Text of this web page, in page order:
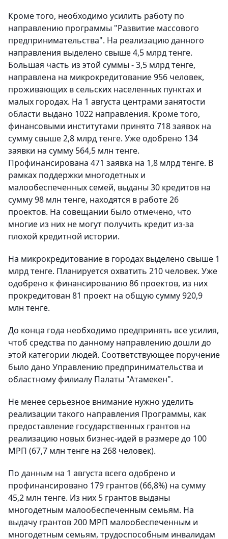
Кроме того, необходимо усилить работу по
направлению программы "Развитие массового
предпринимательства". На реализацию данного
направления выделено свыше 4,5 млрд тенге.
Большая часть из этой суммы - 3,5 млрд тенге,
направлена на микрокредитование 956 человек,
проживающих в сельских населенных пунктах и
малых городах. На 1 августа центрами занятости
области выдано 1022 направления. Кроме того,
финансовыми институтами принято 718 заявок на
сумму свыше 2,8 млрд тенге. Уже одобрено 134
заявки на сумму 564,5 млн тенге.
Профинансирована 471 заявка на 1,8 млрд тенге. В
рамках поддержки многодетных и
малообеспеченных семей, выданы 30 кредитов на
сумму 98 млн тенге, находятся в работе 26
проектов. На совещании было отмечено, что
многие из них не могут получить кредит из-за
плохой кредитной истории.
На микрокредитование в городах выделено свыше 1
млрд тенге. Планируется охватить 210 человек. Уже
одобрено к финансированию 86 проектов, из них
прокредитован 81 проект на общую сумму 920,9
млн тенге.
До конца года необходимо предпринять все усилия,
чтоб средства по данному направлению дошли до
этой категории людей. Соответствующее поручение
было дано Управлению предпринимательства и
областному филиалу Палаты "Атамекен".
Не менее серьезное внимание нужно уделить
реализации такого направления Программы, как
предоставление государственных грантов на
реализацию новых бизнес-идей в размере до 100
МРП (67,7 млн тенге на 268 человек).
По данным на 1 августа всего одобрено и
профинансировано 179 грантов (66,8%) на сумму
45,2 млн тенге. Из них 5 грантов выданы
многодетным малообеспеченным семьям. На
выдачу грантов 200 МРП малообеспеченным и
многодетным семьям, трудоспособным инвалидам